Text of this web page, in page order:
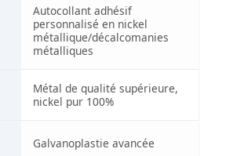
Autocollant adhésif
personnalisé en nickel
métallique/décalcomanies
métalliques
Métal de qualité supérieure,
nickel pur 100%
Galvanoplastie avancée